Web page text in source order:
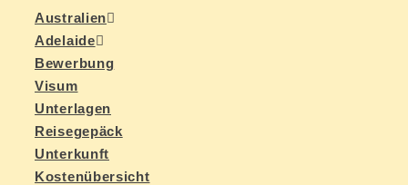
Aus­tra­li­en
Ade­lai­de
Be­wer­bung
Vi­sum
Un­ter­la­gen
Rei­se­ge­päck
Un­ter­kunft
Kos­ten­über­sicht